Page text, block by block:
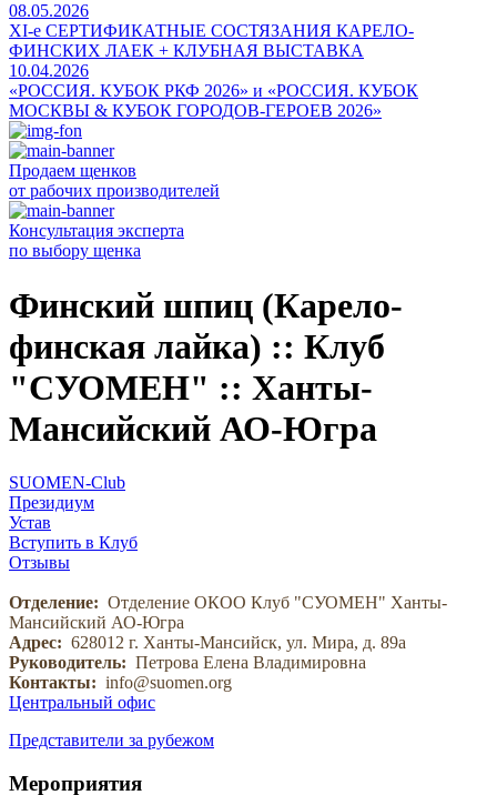
08.05.2026
ХI-е СЕРТИФИКАТНЫЕ СОСТЯЗАНИЯ КАРЕЛО-
ФИНСКИХ ЛАЕК + КЛУБНАЯ ВЫСТАВКА
10.04.2026
«РОССИЯ. КУБОК РКФ 2026» и «РОССИЯ. КУБОК
МОСКВЫ & КУБОК ГОРОДОВ-ГЕРОЕВ 2026»
Продаем щенков
от рабочих производителей
Консультация эксперта
по выбору щенка
Финский шпиц (Карело-
финская лайка) :: Клуб
"СУОМЕН" :: Ханты-
Мансийский АО-Югра
SUOMEN-Club
Президиум
Устав
Вступить в Клуб
Отзывы
Отделение: Отделение ОКОО Клуб "СУОМЕН" Ханты-
Мансийский АО-Югра
Адрес: 628012 г. Ханты-Мансийск, ул. Мира, д. 89а
Руководитель: Петрова Елена Владимировна
Контакты: info@suomen.org
Центральный офис
Представители за рубежом
Мероприятия